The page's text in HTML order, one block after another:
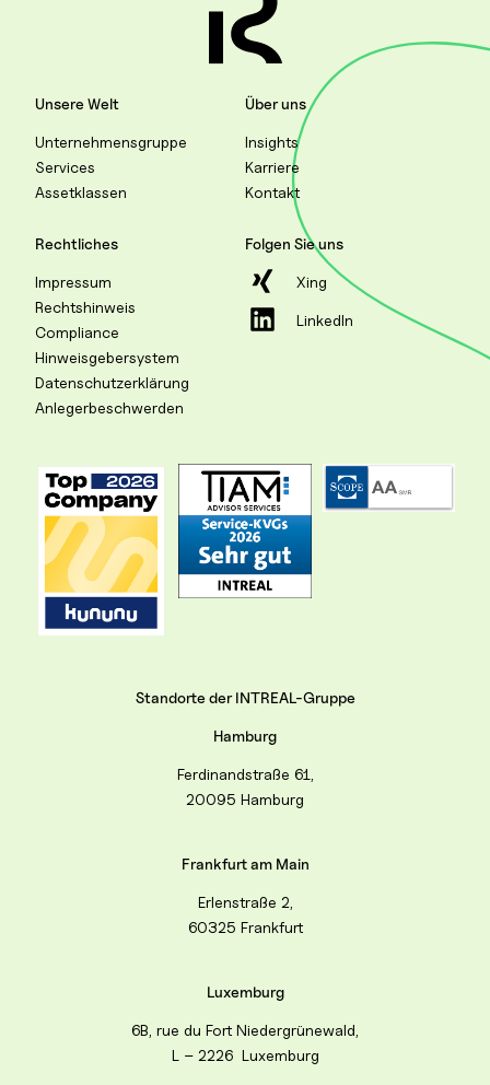
Unsere Welt
Unternehmensgruppe
Services
Assetklassen
Über uns
Insights
Karriere
Kontakt
Rechtliches
Impressum
Rechtshinweis
Compliance
Hinweisgebersystem
Datenschutzerklärung
Anlegerbeschwerden
Folgen Sie uns
Xing
LinkedIn
Standorte der INTREAL-Gruppe
Hamburg
Ferdinandstraße 61,
20095 Hamburg
Frankfurt am Main
Erlenstraße 2,
60325 Frankfurt
Luxemburg
6B, rue du Fort Niedergrünewald,
L – 2226 Luxemburg